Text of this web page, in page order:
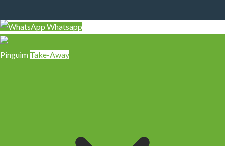
Whatsapp
Pinguim Take-Away